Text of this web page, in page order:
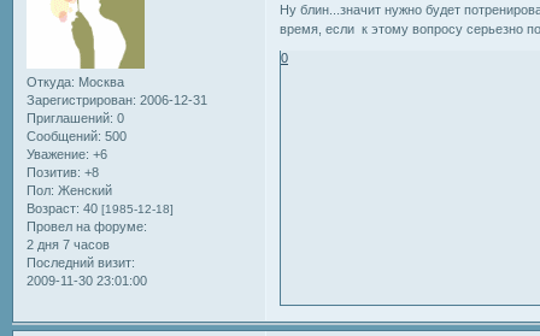
Откуда: Москва
Зарегистрирован: 2006-12-31
Приглашений: 0
Сообщений: 500
Уважение: +6
Позитив: +8
Пол: Женский
Возраст: 40 [1985-12-18]
Провел на форуме:
2 дня 7 часов
Последний визит:
2009-11-30 23:01:00
Ну блин...значит нужно будет
время, если к этому вопросу серьезно
0